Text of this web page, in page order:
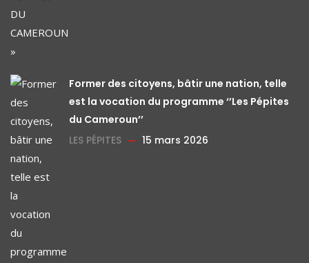
Former des citoyens, bâtir une nation, telle
est la vocation du programme ‘’Les Pépites
du Cameroun’’
LES PÉPITES
15 mars 2026